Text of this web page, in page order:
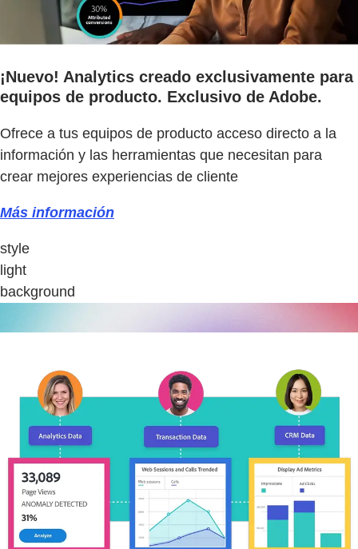
¡Nuevo! Analytics creado exclusivamente para
equipos de producto. Exclusivo de Adobe.
Ofrece a tus equipos de producto acceso directo a la
información y las herramientas que necesitan para
crear mejores experiencias de cliente
Más información
style
light
background